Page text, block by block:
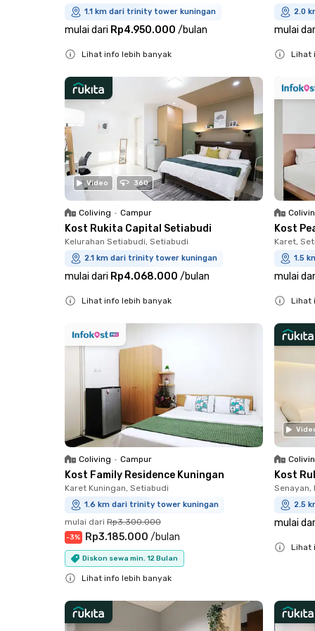
1.1 km dari trinity tower kuningan
mulai dari Rp4.950.000 /bulan
Lihat info lebih banyak
2.0
mulai
Lihat
Video 360
Coliving • Campur
Kost Rukita Capital Setiabudi
Kelurahan Setiabudi, Setiabudi
2.1 km dari trinity tower kuningan
mulai dari Rp4.068.000 /bulan
Lihat info lebih banyak
Kost
Karet,
1.5
mulai
Lihat
Coliving • Campur
Kost Family Residence Kuningan
Karet Kuningan, Setiabudi
1.6 km dari trinity tower kuningan
mulai dari Rp3.300.000
-3% Rp3.185.000 /bulan
Diskon sewa min. 12 Bulan
Lihat info lebih banyak
Kost
Senayan,
2.5
mulai
Lihat